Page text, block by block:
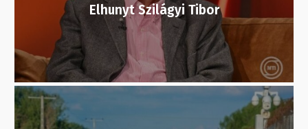
Elhunyt Szilágyi Tibor